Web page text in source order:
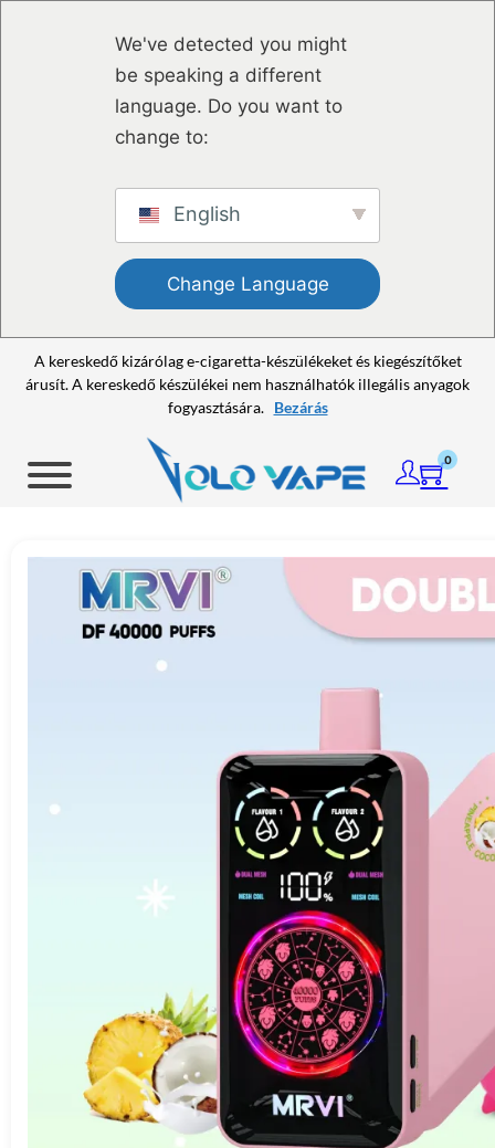
We've detected you might
be speaking a different
language. Do you want to
change to:
English
Change Language
A kereskedő kizárólag e-cigaretta-készülékeket és kiegészítőket
árusít. A kereskedő készülékei nem használhatók illegális anyagok
fogyasztására. Bezárás
0